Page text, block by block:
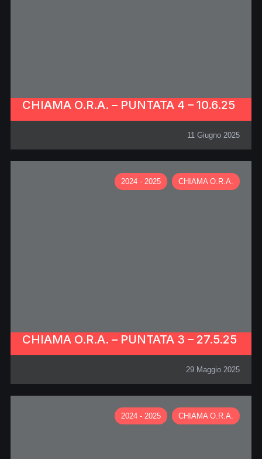
CHIAMA O.R.A. – PUNTATA 4 – 10.6.25
11 Giugno 2025
2024 - 2025 CHIAMA O.R.A.
CHIAMA O.R.A. – PUNTATA 3 – 27.5.25
29 Maggio 2025
2024 - 2025 CHIAMA O.R.A.